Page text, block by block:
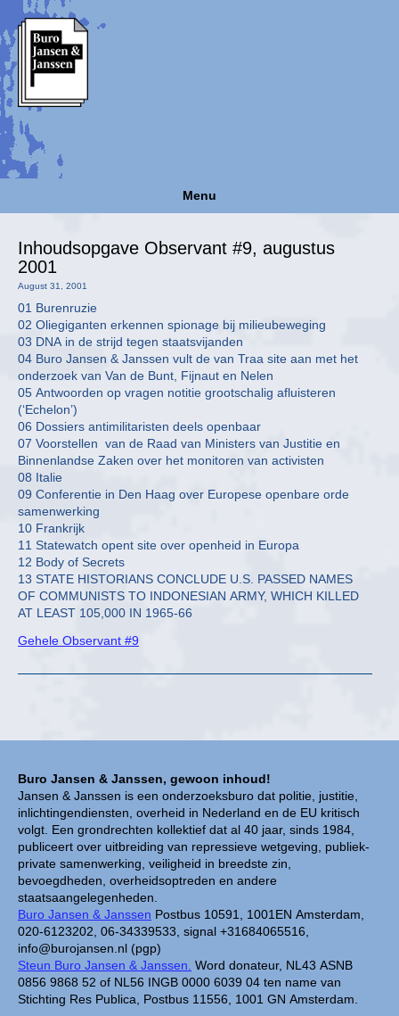
Menu
Buro Jansen & Janssen, gewoon inhoud!
Jansen & Janssen is een onderzoeksburo dat politie, justitie,
inlichtingendiensten, overheid in Nederland en de EU kritisch
volgt. Een grondrechten kollektief dat al 40 jaar, sinds 1984,
publiceert over uitbreiding van repressieve wetgeving, publiek-
private samenwerking, veiligheid in breedste zin,
bevoegdheden, overheidsoptreden en andere
staatsaangelegenheden.
Buro Jansen & Janssen Postbus 10591, 1001EN Amsterdam,
020-6123202, 06-34339533, signal +31684065516,
info@burojansen.nl (pgp)
Steun Buro Jansen & Janssen. Word donateur, NL43 ASNB
0856 9868 52 of NL56 INGB 0000 6039 04 ten name van
Stichting Res Publica, Postbus 11556, 1001 GN Amsterdam.
Inhoudsopgave Observant #9, augustus
2001
August 31, 2001
01 Burenruzie
02 Oliegiganten erkennen spionage bij milieubeweging
03 DNA in de strijd tegen staatsvijanden
04 Buro Jansen & Janssen vult de van Traa site aan met het
onderzoek van Van de Bunt, Fijnaut en Nelen
05 Antwoorden op vragen notitie grootschalig afluisteren
(‘Echelon’)
06 Dossiers antimilitaristen deels openbaar
07 Voorstellen van de Raad van Ministers van Justitie en
Binnenlandse Zaken over het monitoren van activisten
08 Italie
09 Conferentie in Den Haag over Europese openbare orde
samenwerking
10 Frankrijk
11 Statewatch opent site over openheid in Europa
12 Body of Secrets
13 STATE HISTORIANS CONCLUDE U.S. PASSED NAMES
OF COMMUNISTS TO INDONESIAN ARMY, WHICH KILLED
AT LEAST 105,000 IN 1965-66
Gehele Observant #9